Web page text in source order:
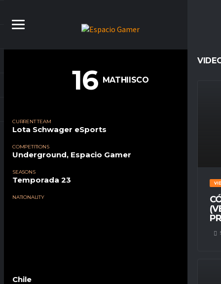
16 MATHIISCO
CURRENT TEAM
Lota Schwager eSports
COMPETITIONS
Underground, Espacio Gamer
SEASONS
Temporada 23
NATIONALITY
Chile